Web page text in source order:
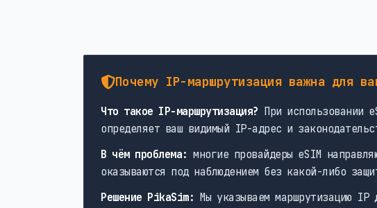
Почему IP-маршрутизация важна для
Что такое IP-маршрутизация? При использовании
определяет ваш видимый IP-адрес и
В чём проблема: многие провайдеры eSIM
оказываются под наблюдением без какой-либо
Решение PikaSim: Мы указываем маршрутизацию